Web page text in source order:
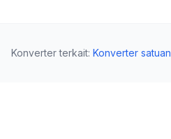
Konverter terkait: Konverter satuan